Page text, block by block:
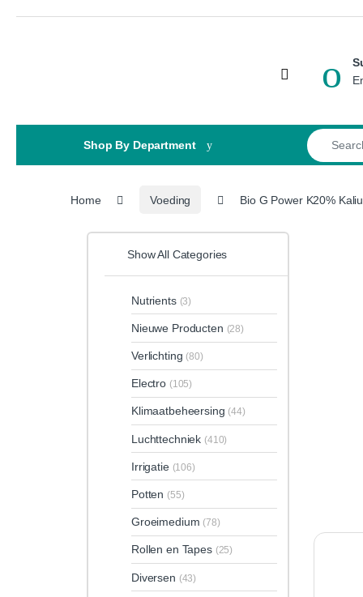
Open
Shop By Department
Search
Home Voeding Bio G Power K20%
Show All Categories
Nutrients (3)
Nieuwe Producten (28)
Verlichting (80)
Electro (105)
Klimaatbeheersing (44)
Luchttechniek (410)
Irrigatie (106)
Potten (55)
Groeimedium (78)
Rollen en Tapes (25)
Diversen (43)